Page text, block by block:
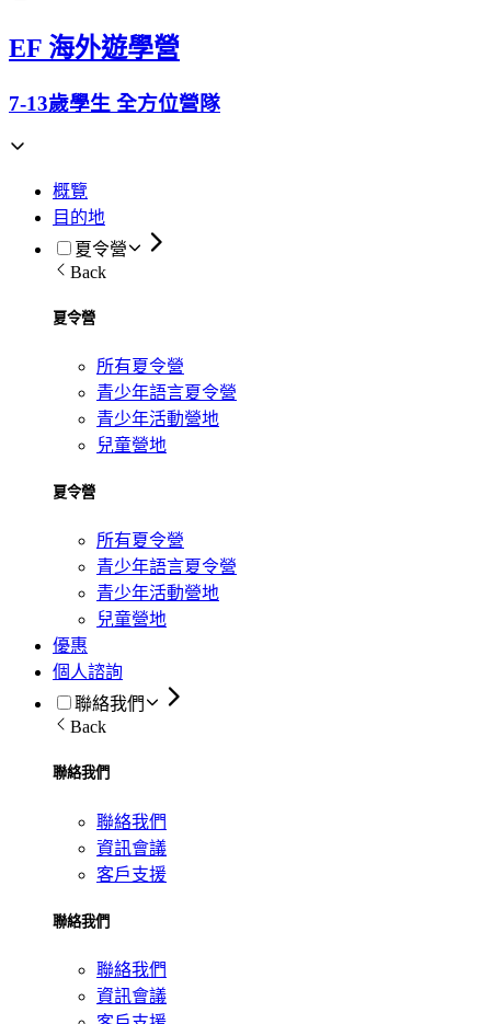
EF 海外遊學營
7-13歲學生 全方位營隊
概覽
目的地
夏令營
Back
夏令營
所有夏令營
青少年語言夏令營
青少年活動營地
兒童營地
夏令營
所有夏令營
青少年語言夏令營
青少年活動營地
兒童營地
優惠
個人諮詢
聯絡我們
Back
聯絡我們
聯絡我們
資訊會議
客戶支援
聯絡我們
聯絡我們
資訊會議